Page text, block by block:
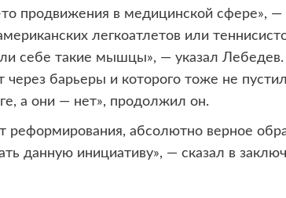
продвижения в медицинской сфере», —
легкоатлетов или
себе такие мышцы», — указал
через барьеры и которого тоже не
а они — нет», продолжил он.
реформирования, абсолютно верное
данную инициативу», — сказал в